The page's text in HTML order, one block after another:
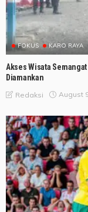
FOKUS KARO RAYA
Akses Wisata
Diamankan
Redaksi August